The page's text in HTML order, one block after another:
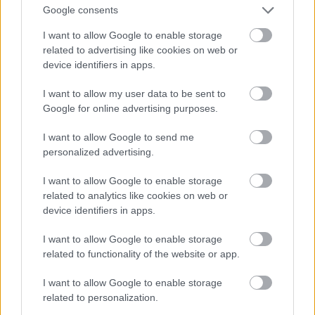
Google consents
I want to allow Google to enable storage
related to advertising like cookies on web or
device identifiers in apps.
I want to allow my user data to be sent to
Google for online advertising purposes.
I want to allow Google to send me
personalized advertising.
I want to allow Google to enable storage
related to analytics like cookies on web or
device identifiers in apps.
I want to allow Google to enable storage
related to functionality of the website or app.
I want to allow Google to enable storage
related to personalization.
A kelebiai vasút
Bár az esztergomi vonalnak is nagy előrelépés lenne
a bekötés, a Kunszentmiklós-Tassig járó vonatoknak
még inkább, hiszen a mai, jókora kerülővel elért
végpont (Kőbánya-Kispest) komoly kitolás az arra
járókkal. A kelebiai vonal esetében azt kell jól
kitalálni, hogy hol kell majd a hévpályába bekötni.
Üzemvitel: villamos, metró,
nagyvasút, vagy hév?
kössünk össze, szintén el kell dönteni, hogy az egész
rendszer pontosan milyen jellegű vasútüzem
kialakítás mellett szól.